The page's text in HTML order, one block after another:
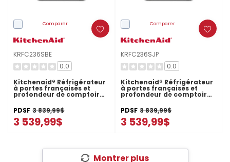
Comparer
KRFC236SBE
0.0
Kitchenaid® Réfrigérateur
à portes françaises et
profondeur de comptoir
avec distributeur intérieur
- 24 pi cu et 26 po
KRFC236SBE
PDSF 3 839,99$
3 539,99$
Comparer
KRFC236SJP
0.0
Kitchenaid® Réfrigérateur
à portes françaises et
profondeur de comptoir
avec distributeur intérieur
- 24 pi cu et 26 po
KRFC236SJP
PDSF 3 839,99$
3 539,99$
Montrer plus